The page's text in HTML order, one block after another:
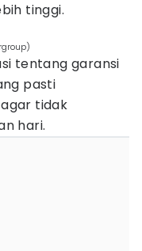
tinggi.
tentang garansi
pasti
tidak
hari.